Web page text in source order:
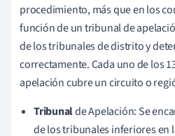
procedimiento, más que en los
función de un tribunal de
de los tribunales de distrito y
correctamente. Cada uno de los
apelación cubre un circuito o
Tribunalde Apelación: Se
de los tribunales inferiores en